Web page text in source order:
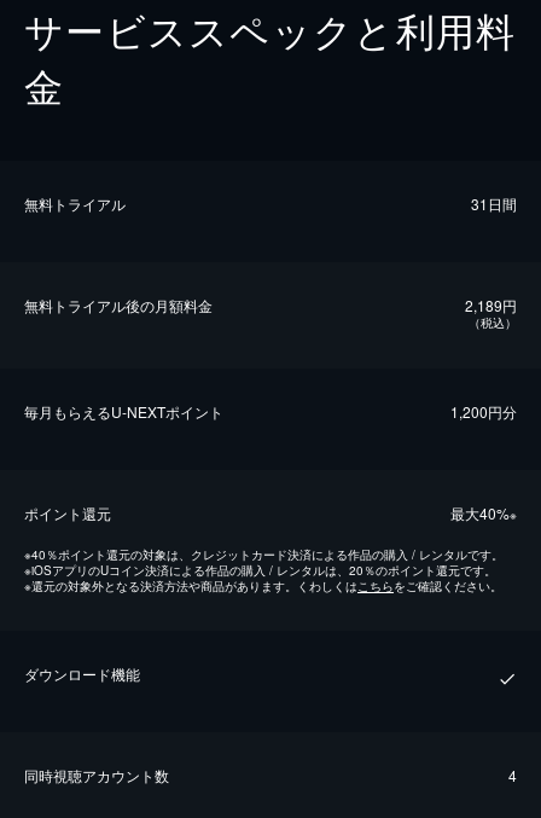
サービススペックと利用料
金
無料トライアル 31日間
無料トライアル後の⽉額料金 2,189円
（税込）
毎⽉もらえるU-NEXTポイント 1,200円分
ポイント還元 最⼤40%※
※40％ポイント還元の対象は、クレジットカード決済による作品の購入 / レンタルです。
※iOSアプリのUコイン決済による作品の購入 / レンタルは、20％のポイント還元です。
※還元の対象外となる決済方法や商品があります。くわしくはこちらをご確認ください。
ダウンロード機能
同時視聴アカウント数 4